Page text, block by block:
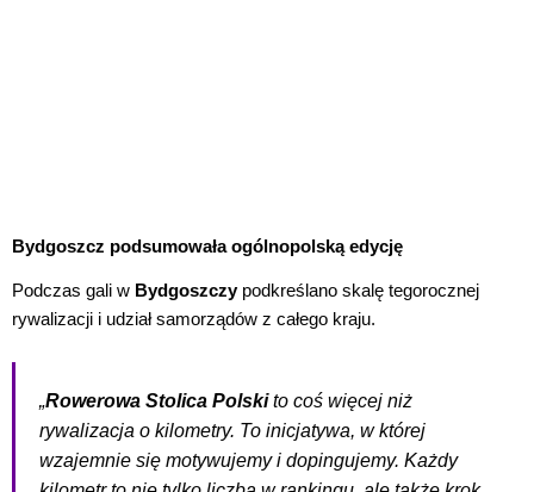
Bydgoszcz podsumowała ogólnopolską edycję
Podczas gali w Bydgoszczypodkreślano skalę tegorocznej
rywalizacji i udział samorządów z całego kraju.
„Rowerowa Stolica Polskito coś więcej niż
rywalizacja o kilometry. To inicjatywa, w której
wzajemnie się motywujemy i dopingujemy. Każdy